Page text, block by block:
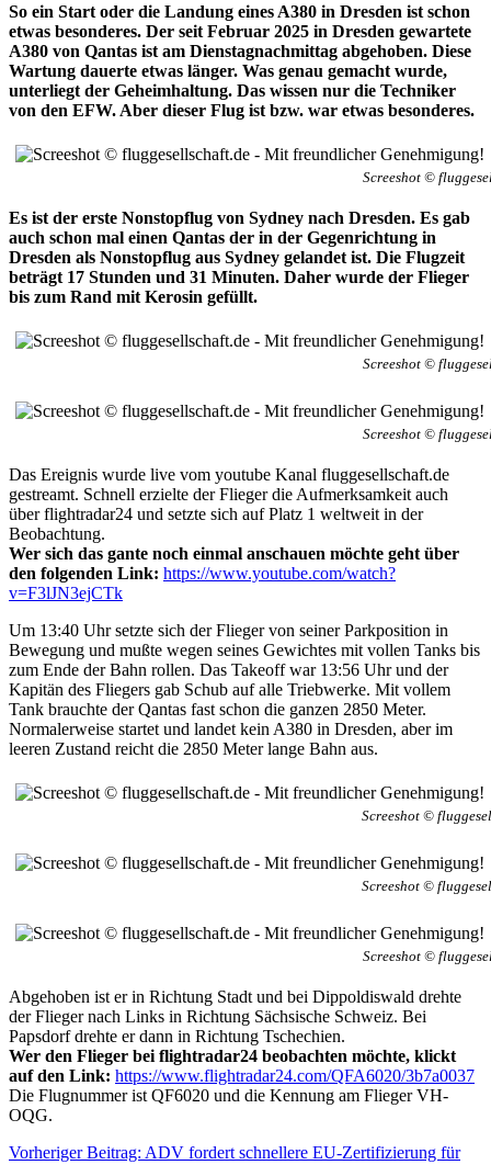
So ein Start oder die Landung eines A380 in Dresden ist schon
etwas besonderes. Der seit Februar 2025 in Dresden gewartete
A380 von Qantas ist am Dienstagnachmittag abgehoben. Diese
Wartung dauerte etwas länger. Was genau gemacht wurde,
unterliegt der Geheimhaltung. Das wissen nur die Techniker
von den EFW. Aber dieser Flug ist bzw. war etwas besonderes.
Screeshot ©
Es ist der erste Nonstopflug von Sydney nach Dresden. Es gab
auch schon mal einen Qantas der in der Gegenrichtung in
Dresden als Nonstopflug aus Sydney gelandet ist. Die Flugzeit
beträgt 17 Stunden und 31 Minuten. Daher wurde der Flieger
bis zum Rand mit Kerosin gefüllt.
Screeshot ©
Screeshot ©
Das Ereignis wurde live vom youtube Kanal fluggesellschaft.de
gestreamt. Schnell erzielte der Flieger die Aufmerksamkeit auch
über flightradar24 und setzte sich auf Platz 1 weltweit in der
Beobachtung.
Wer sich das gante noch einmal anschauen möchte geht über
den folgenden Link: https://www.youtube.com/watch?
v=F3lJN3ejCTk
Um 13:40 Uhr setzte sich der Flieger von seiner Parkposition in
Bewegung und mußte wegen seines Gewichtes mit vollen Tanks bis
zum Ende der Bahn rollen. Das Takeoff war 13:56 Uhr und der
Kapitän des Fliegers gab Schub auf alle Triebwerke. Mit vollem
Tank brauchte der Qantas fast schon die ganzen 2850 Meter.
Normalerweise startet und landet kein A380 in Dresden, aber im
leeren Zustand reicht die 2850 Meter lange Bahn aus.
Screeshot ©
Screeshot ©
Screeshot ©
Abgehoben ist er in Richtung Stadt und bei Dippoldiswald drehte
der Flieger nach Links in Richtung Sächsische Schweiz. Bei
Papsdorf drehte er dann in Richtung Tschechien.
Wer den Flieger bei flightradar24 beobachten möchte, klickt
auf den Link: https://www.flightradar24.com/QFA6020/3b7a0037
Die Flugnummer ist QF6020 und die Kennung am Flieger VH-
OQG.
Vorheriger Beitrag: ADV fordert schnellere EU-Zertifizierung für